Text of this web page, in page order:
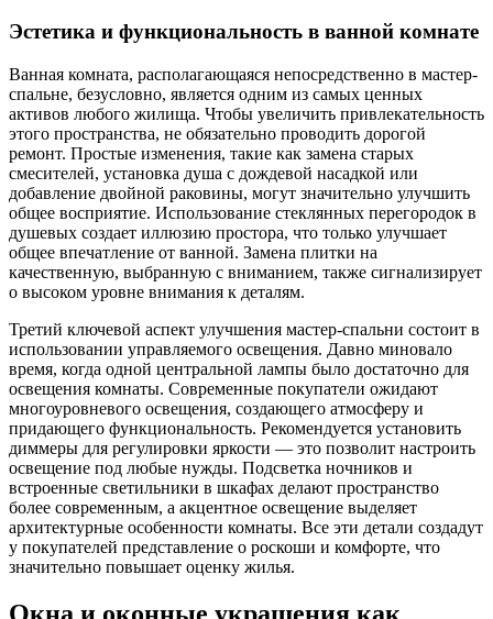
Эстетика и функциональность в ванной комнате
Ванная комната, располагающаяся непосредственно в мастер-
спальне, безусловно, является одним из самых ценных
активов любого жилища. Чтобы увеличить привлекательность
этого пространства, не обязательно проводить дорогой
ремонт. Простые изменения, такие как замена старых
смесителей, установка душа с дождевой насадкой или
добавление двойной раковины, могут значительно улучшить
общее восприятие. Использование стеклянных перегородок в
душевых создает иллюзию простора, что только улучшает
общее впечатление от ванной. Замена плитки на
качественную, выбранную с вниманием, также сигнализирует
о высоком уровне внимания к деталям.
Третий ключевой аспект улучшения мастер-спальни состоит в
использовании управляемого освещения. Давно миновало
время, когда одной центральной лампы было достаточно для
освещения комнаты. Современные покупатели ожидают
многоуровневого освещения, создающего атмосферу и
придающего функциональность. Рекомендуется установить
диммеры для регулировки яркости — это позволит настроить
освещение под любые нужды. Подсветка ночников и
встроенные светильники в шкафах делают пространство
более современным, а акцентное освещение выделяет
архитектурные особенности комнаты. Все эти детали создадут
у покупателей представление о роскоши и комфорте, что
значительно повышает оценку жилья.